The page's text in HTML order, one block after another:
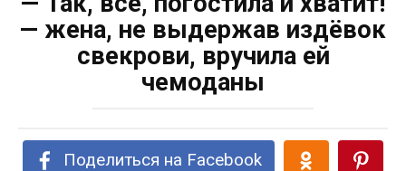
— жена, не выдержав издёвок
свекрови, вручила ей
чемоданы
Поделиться на Facebook